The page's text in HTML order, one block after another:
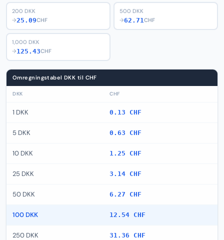
200 DKK
→25.09CHF
500 DKK
→62.71CHF
1,000 DKK
→125.43CHF
Omregningstabel DKK til CHF
DKK CHF
1 DKK 0.13 CHF
5 DKK 0.63 CHF
10 DKK 1.25 CHF
25 DKK 3.14 CHF
50 DKK 6.27 CHF
100 DKK 12.54 CHF
250 DKK 31.36 CHF